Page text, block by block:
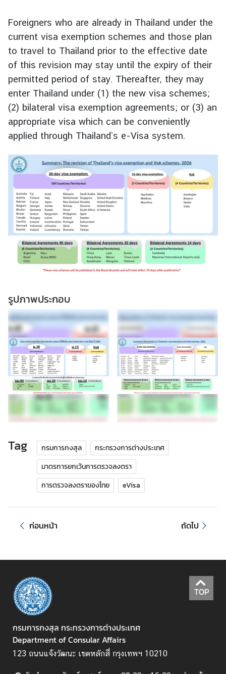
ก
า
ร
ส่
เ
ส
ริ
ม
คุ
ธ
ร
ม
แ
ล
ะ
ค
ว
า
ป
ร่
ง
ใ
ส
Q
&
Foreigners who are already in Thailand under the
current visa exemption schemes and those plan
to travel to Thailand prior to the effective date
of this revision may stay until the expiry of their
permitted period of stay. Thereafter, they may
enter Thailand under (1) the new visa schemes;
(2) bilateral visa exemption agreements; or (3) an
appropriate visa which can be conveniently
applied through Thailand’s e-Visa system.
รูปภาพประกอบ
Tag กรมการกงสุล
กระทรวงการต่างประเทศ
มาตรการยกเว้นการตรวจลงตรา
การตรวจลงตราของไทย
eVisa
ก่อนหน้า ถัดไป
TOP
กรมการกงสุล กระทรวงการต่างประเทศ
Department of Consular Affairs
123 ถนนแจ้งวัฒนะ เขตหลักสี่ กรุงเทพฯ 10210